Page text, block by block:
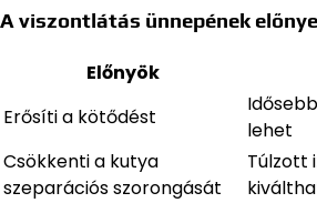
A viszontlátás ünnepének
Előnyök
Erősíti a kötődést
lehet
Csökkenti a kutya
szeparációs szorongását
Túlzott